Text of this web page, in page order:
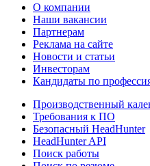
О компании
Наши вакансии
Партнерам
Реклама на сайте
Новости и статьи
Инвесторам
Кандидаты по
Производственный
Требования к ПО
Безопасный HeadHunter
HeadHunter API
Поиск работы